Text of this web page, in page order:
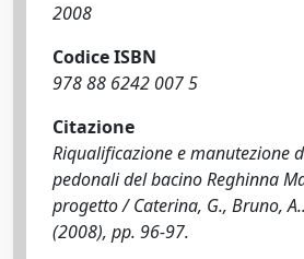
2008
Codice ISBN
978 88 6242 007 5
Citazione
Riqualificazione e manutezione
pedonali del bacino Reghinna
progetto / Caterina, G., Bruno, A..
(2008), pp. 96-97.